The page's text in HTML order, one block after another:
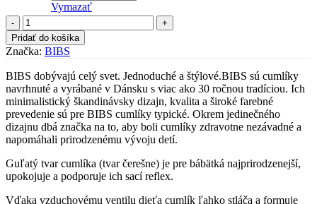
Vymazať
množstvo
BIBS
Colour
cumlíky
z
prírodného
kaučuku
2ks
-
Vanilla
Mustard
Pridať do košíka
Značka: BIBS
BIBS dobývajú celý svet. Jednoduché a štýlové.BIBS sú cumlíky
navrhnuté a vyrábané v Dánsku s viac ako 30 ročnou tradíciou. Ich
minimalistický škandinávsky dizajn, kvalita a široké farebné
prevedenie sú pre BIBS cumlíky typické. Okrem jedinečného
dizajnu dbá značka na to, aby boli cumlíky zdravotne nezávadné a
napomáhali prirodzenému vývoju detí.
Guľatý tvar cumlíka (tvar čerešne) je pre bábätká najprirodzenejší,
upokojuje a podporuje ich sací reflex.
Vďaka vzduchovému ventilu dieťa cumlík ľahko stláča a formuje